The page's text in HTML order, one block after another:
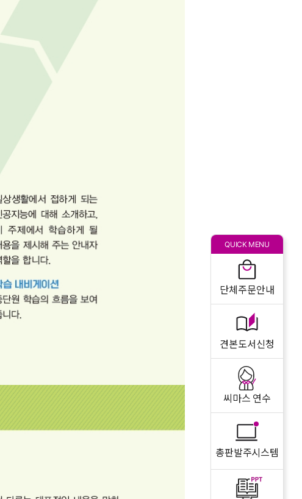
QUICK MENU
단체주문안내
견본도서신청
씨마스 연수
총판발주시스템